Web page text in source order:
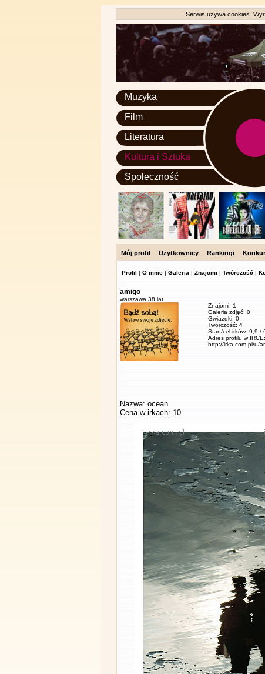
Serwis używa cookies.
Muzyka
Film
Literatura
Kultura i Sztuka
Społeczność
Mój profil Użytkownicy Rankingi
Profil | O mnie | Galeria | Znajomi | Twórczość |
amigo
warszawa, 38 lat
Znajomi: 1
Galeria zdjęć: 0
Gwiazdki: 0
Twórczość: 4
Stan/cel irków: 9,9 /
Adres profilu w IRCE:
http://irka.com.pl/u/
Nazwa: ocean
Cena w irkach: 10